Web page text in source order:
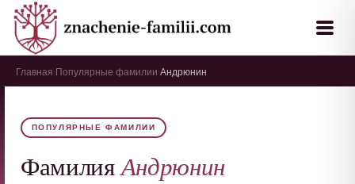
Главная Популярные фамилии Андрюнин
ПОПУЛЯРНЫЕ ФАМИЛИИ
ФамилияАндрюнин